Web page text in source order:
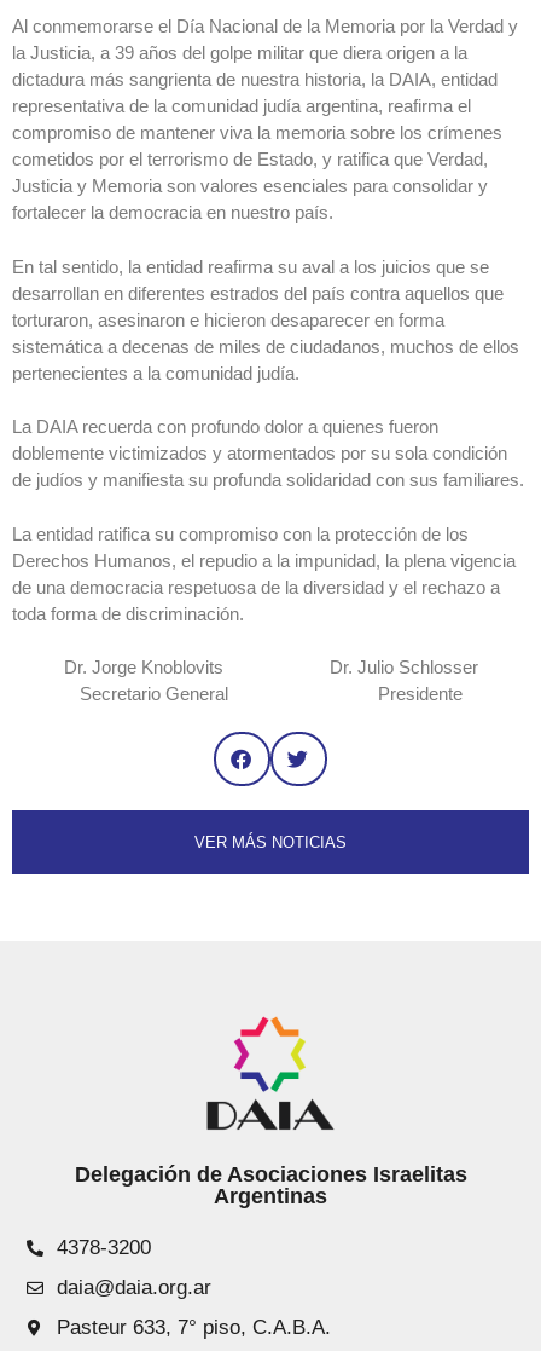
Al conmemorarse el Día Nacional de la Memoria por la Verdad y
la Justicia, a ‎‎39 años del golpe militar que diera origen a la
dictadura más sangrienta de ‎nuestra historia, la DAIA, entidad
representativa de la comunidad judía ‎argentina, reafirma el
compromiso de mantener viva la memoria sobre los ‎crímenes
cometidos por el terrorismo de Estado, y ratifica que Verdad,
‎Justicia y Memoria son valores esenciales para consolidar y
fortalecer la ‎democracia en nuestro país.‎
En tal sentido, la entidad reafirma su aval a los juicios que se
desarrollan en ‎diferentes estrados del país contra aquellos que
torturaron, asesinaron e ‎hicieron desaparecer en forma
sistemática a decenas de miles de ciudadanos, ‎muchos de ellos
pertenecientes a la comunidad judía.‎
La DAIA recuerda con profundo dolor a quienes fueron
doblemente ‎victimizados y atormentados por su sola condición
de judíos y manifiesta su ‎profunda solidaridad con sus familiares.‎
La entidad ratifica su compromiso con la protección de los
Derechos ‎Humanos, el repudio a la impunidad, la plena vigencia
de una democracia ‎respetuosa de la diversidad y el rechazo a
toda forma de discriminación.‎
Dr. Jorge Knoblovits Dr. Julio Schlosser
Secretario General Presidente
VER MÁS NOTICIAS
Delegación de Asociaciones Israelitas
Argentinas
4378-3200
daia@daia.org.ar
Pasteur 633, 7° piso, C.A.B.A.